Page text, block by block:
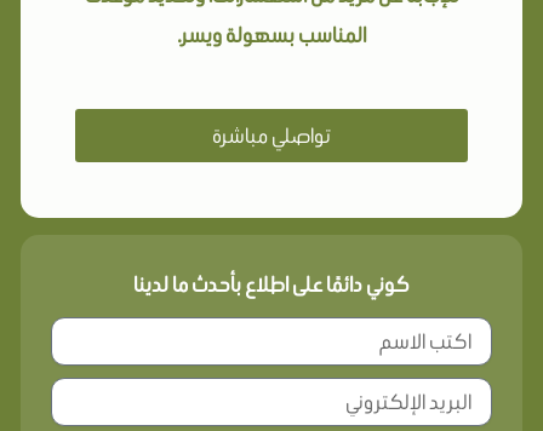
المناسب بسهولة ويسر.
تواصلي مباشرة
كوني دائمًا على اطلاع بأحدث ما لدينا